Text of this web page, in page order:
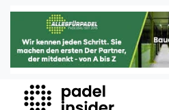
Padel Insider
Home
Organisationen